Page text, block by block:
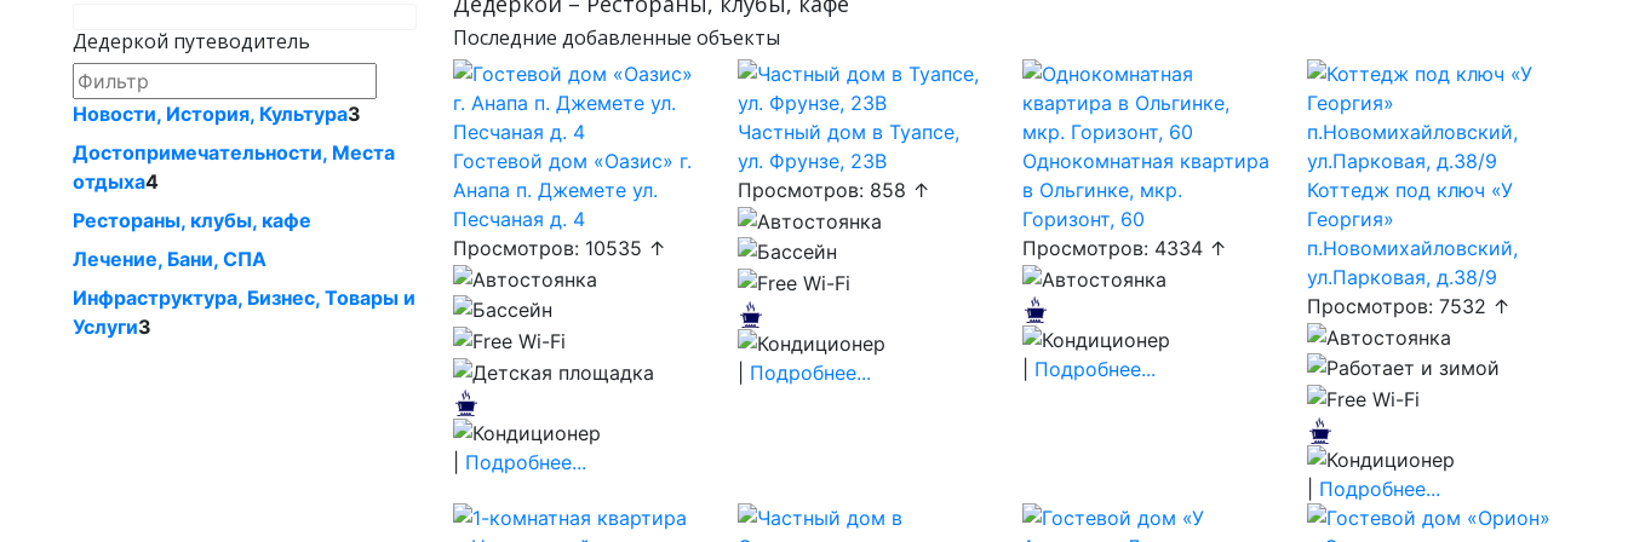
Дедеркой путеводитель
Новости, История, Культура3
Достопримечательности, Местa
отдыха4
Рестораны, клубы, кафе
Лечение, Бани, СПА
Инфраструктура, Бизнес, Товары и
Услуги3
Последние добавленные объекты
Гостевой дом «Оазис» г.
Анапа п. Джемете ул.
Песчаная д. 4
Просмотров: 10535 ↑
Подробнее...
Частный дом в Туапсе,
ул. Фрунзе, 23В
Просмотров: 858 ↑
Подробнее...
Однокомнатная квартира
в Ольгинке, мкр.
Горизонт, 60
Просмотров: 4334 ↑
Подробнее...
Коттедж под ключ «У
Георгия»
п.Новомихайловский,
ул.Парковая, д.38/9
Просмотров: 7532 ↑
Подробнее...